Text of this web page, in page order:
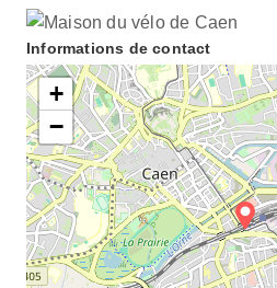
Informations de contact
+
−